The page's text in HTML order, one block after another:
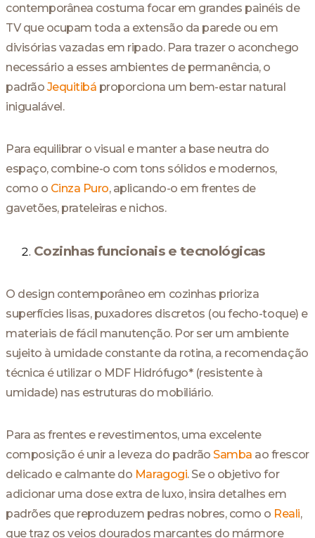
contemporânea costuma focar em grandes painéis de
TV que ocupam toda a extensão da parede ou em
divisórias vazadas em ripado. Para trazer o aconchego
necessário a esses ambientes de permanência, o
padrão Jequitibá proporciona um bem-estar natural
inigualável.
Para equilibrar o visual e manter a base neutra do
espaço, combine-o com tons sólidos e modernos,
como o Cinza Puro, aplicando-o em frentes de
gavetões, prateleiras e nichos.
Cozinhas funcionais e tecnológicas
O design contemporâneo em cozinhas prioriza
superfícies lisas, puxadores discretos (ou fecho-toque) e
materiais de fácil manutenção. Por ser um ambiente
sujeito à umidade constante da rotina, a recomendação
técnica é utilizar o MDF Hidrófugo* (resistente à
umidade) nas estruturas do mobiliário.
Para as frentes e revestimentos, uma excelente
composição é unir a leveza do padrãoSamba ao frescor
delicado e calmante do Maragogi. Se o objetivo for
adicionar uma dose extra de luxo, insira detalhes em
padrões que reproduzem pedras nobres, como o Reali,
que traz os veios dourados marcantes do mármore